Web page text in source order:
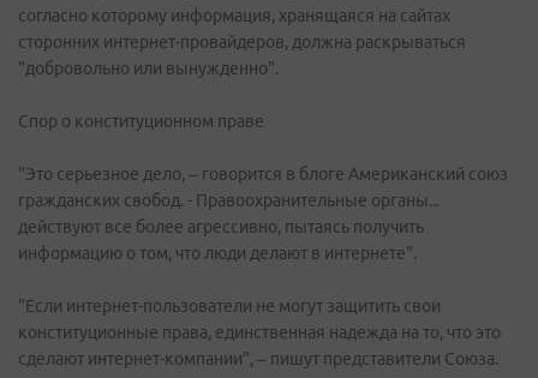
согласно которому информация, хранящаяся на сайтах
сторонних интернет-провайдеров, должна раскрываться
"добровольно или вынужденно".
Спор о конституционном праве
"Это серьезное дело, – говорится в блоге Американский союз
гражданских свобод. - Правоохранительные органы...
действуют все более агрессивно, пытаясь получить
информацию о том, что люди делают в интернете".
"Если интернет-пользователи не могут защитить свои
конституционные права, единственная надежда на то, что это
сделают интернет-компании", – пишут представители Союза.